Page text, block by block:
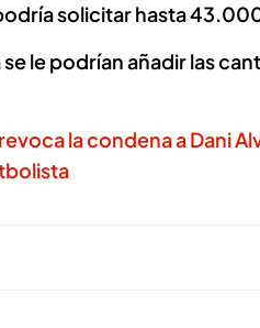
solicitar hasta
le podrían añadir las
la condena a Dani